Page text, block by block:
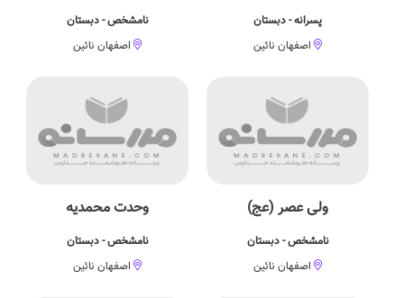
پسرانه - دبستان
اصفهان نائین
نامشخص - دبستان
اصفهان نائین
ولی عصر (عج)
نامشخص - دبستان
اصفهان نائین
وحدت محمدیه
نامشخص - دبستان
اصفهان نائین